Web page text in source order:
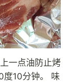
一点油防止烤
度10分钟。 味